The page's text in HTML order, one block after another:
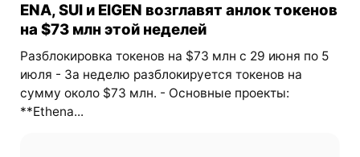
ENA, SUI и EIGEN возглавят анлок токенов
на $73 млн этой неделей
Разблокировка токенов на $73 млн с 29 июня по 5
июля - За неделю разблокируется токенов на
сумму около $73 млн. - Основные проекты:
**Ethena...